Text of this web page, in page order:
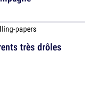
très drôles